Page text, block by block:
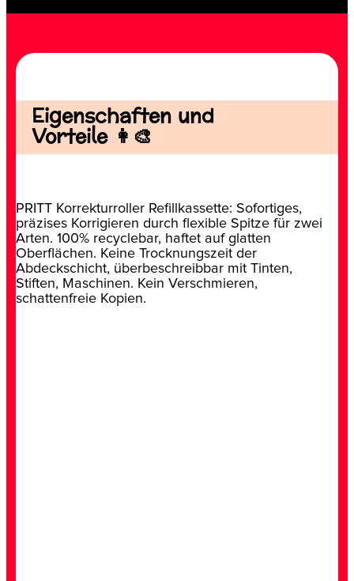
Eigenschaften und
Vorteile 👩‍🎨
PRITT Korrekturroller Refillkassette: Sofortiges,
präzises Korrigieren durch flexible Spitze für zwei
Arten. 100% recyclebar, haftet auf glatten
Oberflächen. Keine Trocknungszeit der
Abdeckschicht, überbeschreibbar mit Tinten,
Stiften, Maschinen. Kein Verschmieren,
schattenfreie Kopien.